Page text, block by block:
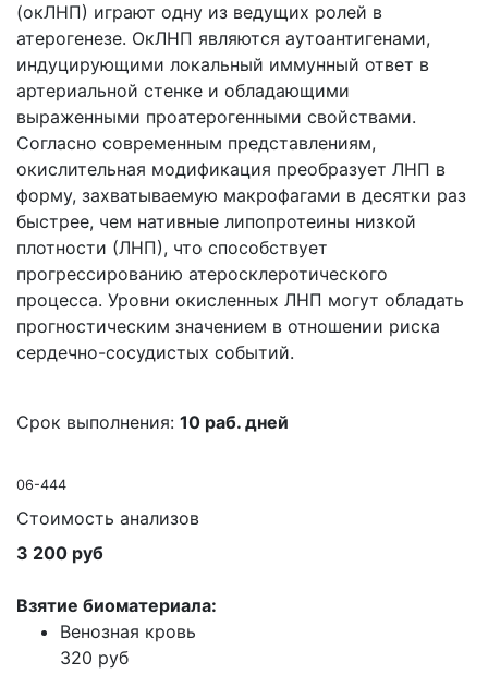
(окЛНП) играют одну из ведущих ролей в
атерогенезе. ОкЛНП являются аутоантигенами,
индуцирующими локальный иммунный ответ в
артериальной стенке и обладающими
выраженными проатерогенными свойствами.
Согласно современным представлениям,
окислительная модификация преобразует ЛНП в
форму, захватываемую макрофагами в десятки раз
быстрее, чем нативные липопротеины низкой
плотности (ЛНП), что способствует
прогрессированию атеросклеротического
процесса. Уровни окисленных ЛНП могут обладать
прогностическим значением в отношении риска
сердечно-сосудистых событий.
Срок выполнения: 10 раб. дней
06-444
Стоимость анализов
3 200 руб
Взятие биоматериала:
Венозная кровь
320 руб